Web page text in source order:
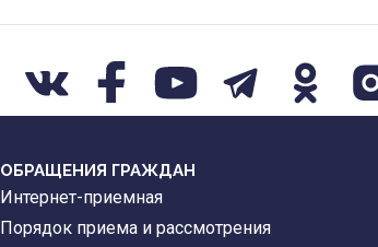
ОБРАЩЕНИЯ ГРАЖДАН
Интернет-приемная
Порядок приема и рассмотрения